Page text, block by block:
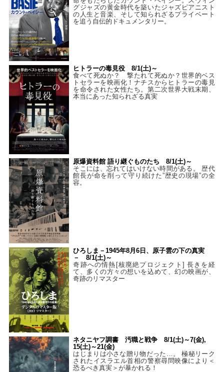
グジャズの黄金時代を築いたジャズピアニスト
の人生と音楽、そして知られざるプライベート
を追う自伝的ドキュメンタリー。
ヒトラーの毒見役 8/1(土)～
食べて死ぬか？ 撃たれて死ぬか？世界的ベス
トセラーを映画化！ナチスからヒトラーの毒見
を命令された女性たち。第二次世界大戦末期、
本当にあった知られざる真実
原爆資料館 語り継ぐものたち 8/1(土)～
そこには、忘れてはいけない時間がある。 歴代
館長が命を削って守り続けた”歴史の現場”の全
容。
ひろしま－1945年8月6日、原子雲の下の真実
－ 8/1(土)～
奇跡への情熱[核廃絶プロジェクト] 長きを経
て、多くの方々の想いを込めて、幻の映画が、
奇跡のリマスター
ネタニヤフ調書 汚職と戦争 8/1(土)～7(金),
15(土)～21(金)
はじまりは小さな贈り物だった…。 極秘リーク
されたイスラエル首相の警察尋問映像により＜
恐るべき真実＞が暴かれる！